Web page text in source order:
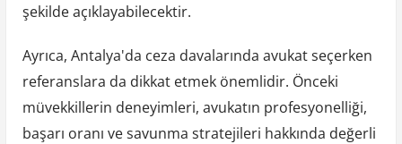
şekilde açıklayabilecektir.
Ayrıca, Antalya'da ceza davalarında avukat seçerken
referanslara da dikkat etmek önemlidir. Önceki
müvekkillerin deneyimleri, avukatın profesyonelliği,
başarı oranı ve savunma stratejileri hakkında değerli